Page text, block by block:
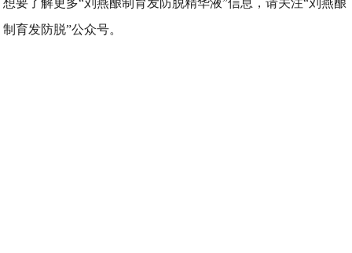
想要了解更多“刘燕酿制育发防脱精华液”信息，请关注“刘燕酿
制育发防脱”公众号。